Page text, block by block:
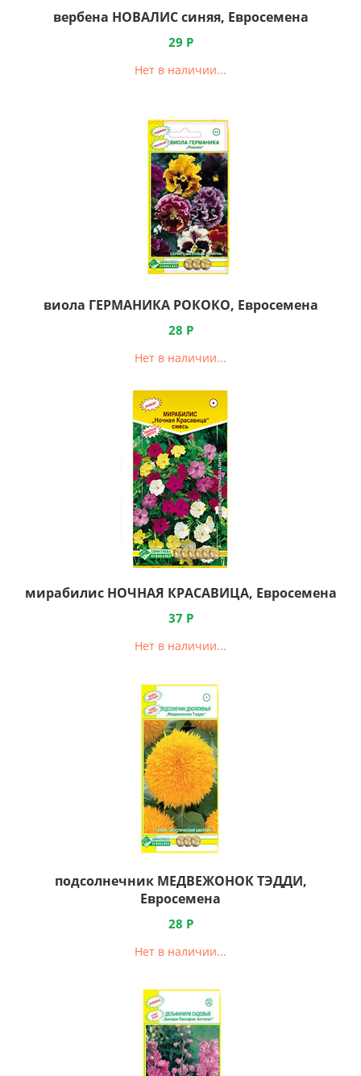
вербена НОВАЛИС синяя, Евросемена
29 Р
Нет в наличии...
виола ГЕРМАНИКА РОКОКО, Евросемена
28 Р
Нет в наличии...
мирабилис НОЧНАЯ КРАСАВИЦА, Евросемена
37 Р
Нет в наличии...
подсолнечник МЕДВЕЖОНОК ТЭДДИ,
Евросемена
28 Р
Нет в наличии...